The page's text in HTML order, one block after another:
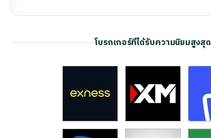
โบรกเกอร์ที่ได้รับความนิยมสูงสุด